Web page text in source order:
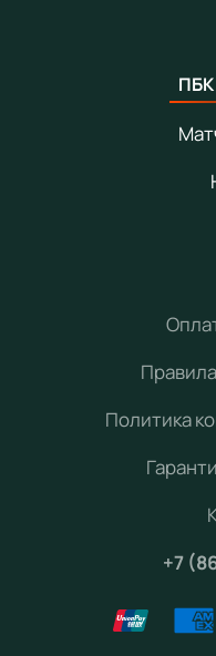
Политика
+7